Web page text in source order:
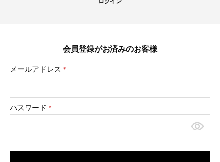
ログイン
会員登録がお済みのお客様
メールアドレス
(必
パスワード
(必